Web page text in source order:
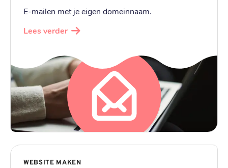
E-mailen met je eigen domeinnaam.
Lees verder
WEBSITE MAKEN